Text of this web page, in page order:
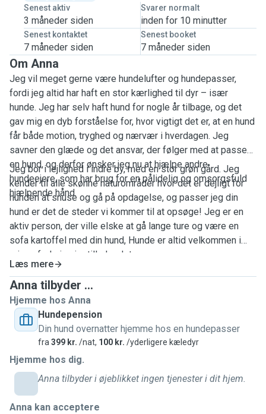
Senest aktiv
3 måneder siden
Svarer normalt
inden for 10 minutter
Senest kontaktet
7 måneder siden
Senest booket
7 måneder siden
Om Anna
Jeg vil meget gerne være hundelufter og hundepasser,
fordi jeg altid har haft en stor kærlighed til dyr – især
hunde. Jeg har selv haft hund for nogle år tilbage, og det
gav mig en dyb forståelse for, hvor vigtigt det er, at en hund
får både motion, tryghed og nærvær i hverdagen. Jeg
savner den glæde og det ansvar, der følger med at passe
en hund, og derfor ønsker jeg nu at hjælpe andre
hundeejere, som har brug for en pålidelig og omsorgsfuld
hjælpende hånd.
Jeg bor i lejlighed i indre by, med en stor grøn gård. Jeg
kender til alle skønne naturområder hvor det er dejligt for
hunden at snuse og gå på opdagelse, og passer jeg din
hund er det de steder vi kommer til at opsøge! Jeg er en
aktiv person, der ville elske at gå lange ture og være en
sofa kartoffel med din hund, Hunde er altid velkommen i
min sofa, hvis ejer tillader det.
Læs mere
Anna tilbyder ...
Hjemme hos Anna
Hundepension
Din hund overnatter hjemme hos en hundepasser
fra 399 kr. /nat, 100 kr. /yderligere kæledyr
Hjemme hos dig.
Anna tilbyder i øjeblikket ingen tjenester i dit hjem.
Anna kan acceptere